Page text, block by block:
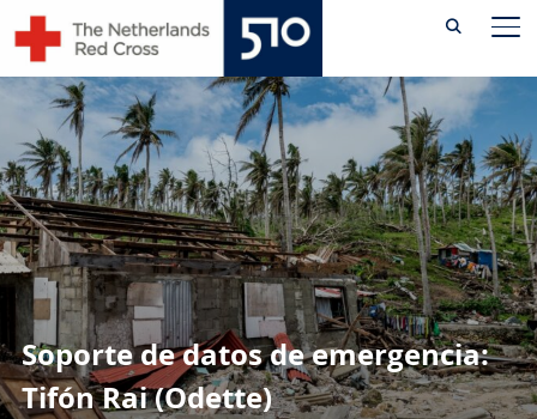
content
Soporte de datos de emergencia:
Tifón Rai (Odette)